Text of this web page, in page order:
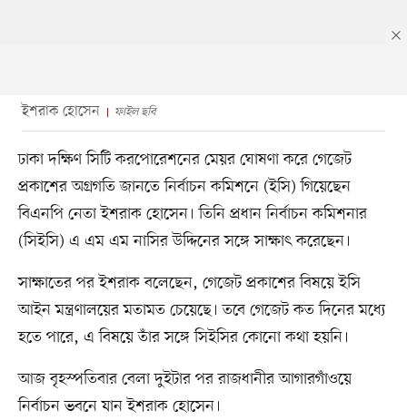
ইশরাক হোসেন ফাইল ছবি
ঢাকা দক্ষিণ সিটি করপোরেশনের মেয়র ঘোষণা করে গেজেট
প্রকাশের অগ্রগতি জানতে নির্বাচন কমিশনে (ইসি) গিয়েছেন
বিএনপি নেতা ইশরাক হোসেন। তিনি প্রধান নির্বাচন কমিশনার
(সিইসি) এ এম এম নাসির উদ্দিনের সঙ্গে সাক্ষাৎ করেছেন।
সাক্ষাতের পর ইশরাক বলেছেন, গেজেট প্রকাশের বিষয়ে ইসি
আইন মন্ত্রণালয়ের মতামত চেয়েছে। তবে গেজেট কত দিনের মধ্যে
হতে পারে, এ বিষয়ে তাঁর সঙ্গে সিইসির কোনো কথা হয়নি।
আজ বৃহস্পতিবার বেলা দুইটার পর রাজধানীর আগারগাঁওয়ে
নির্বাচন ভবনে যান ইশরাক হোসেন।